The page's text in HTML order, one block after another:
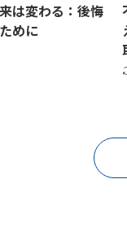
は変わる：後悔
めに